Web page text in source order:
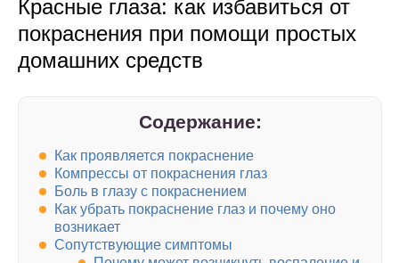
Красные глаза: как избавиться от
покраснения при помощи простых
домашних средств
Содержание:
Как проявляется покраснение
Компрессы от покраснения глаз
Боль в глазу с покраснением
Как убрать покраснение глаз и почему оно
возникает
Сопутствующие симптомы